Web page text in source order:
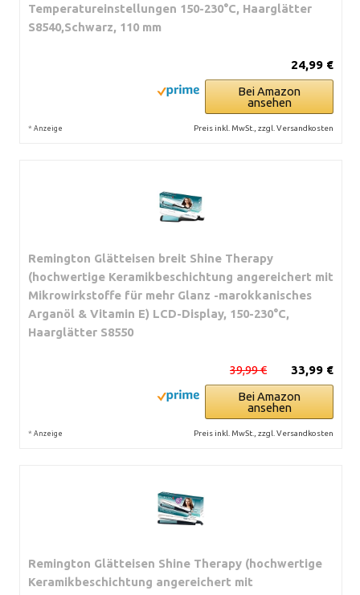
Temperatureinstellungen 150-230°C, Haarglätter
S8540,Schwarz, 110 mm
24,99 €
Bei Amazon
ansehen
* Anzeige Preis inkl. MwSt., zzgl. Versandkosten
Remington Glätteisen breit Shine Therapy
(hochwertige Keramikbeschichtung angereichert mit
Mikrowirkstoffe für mehr Glanz -marokkanisches
Arganöl & Vitamin E) LCD-Display, 150-230°C,
Haarglätter S8550
33,99 €
39,99 €
Bei Amazon
ansehen
* Anzeige Preis inkl. MwSt., zzgl. Versandkosten
Remington Glätteisen Shine Therapy (hochwertige
Keramikbeschichtung angereichert mit